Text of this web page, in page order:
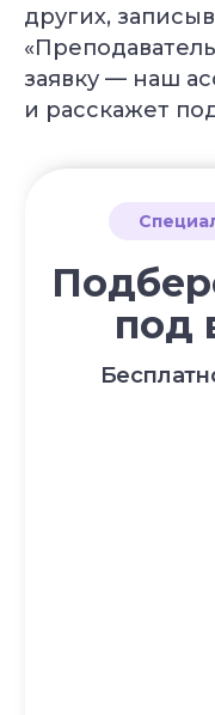
других,
заявку — наш
и расскажет